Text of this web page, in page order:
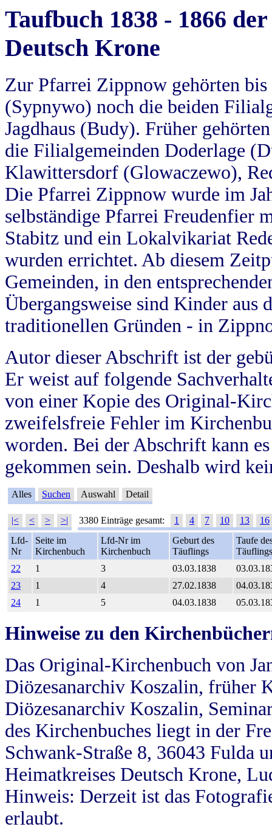
Taufbuch 1838 - 1866
Deutsch Krone
Zur Pfarrei Zippnow gehörten
(Sypnywo) noch die beiden
Jagdhaus (Budy). Früher
die Filialgemeinden Doderlage
Klawittersdorf (Glowaczewo),
Die Pfarrei Zippnow wurde im
selbständige Pfarrei Freudenfier
Stabitz und ein Lokalvikariat
wurden errichtet. Ab diesem
Gemeinden, in den
Übergangsweise sind Kinder aus
traditionellen Gründen - in
Autor dieser Abschrift ist der
Er weist auf folgende
von einer Kopie des Original-
zweifelsfreie Fehler im
worden. Bei der Abschrift kann
gekommen sein. Deshalb wird
Alles Suchen Auswahl Detail
|< < > >| 3380 Einträge gesamt: 1 4 7 10 13
16
Lfd-
Nr
Seite im
Kirchenbuch
Lfd-Nr im
Kirchenbuch
Geburt des
Täuflings
Taufe
Täuflings
22
1 3 03.03.1838
23
1 4 27.02.1838
24
1 5 04.03.1838
Hinweise zu den
Das Original-Kirchenbuch von
Diözesanarchiv Koszalin, früher
Diözesanarchiv Koszalin,
des Kirchenbuches liegt in der
Schwank-Straße 8, 36043 Fulda
Heimatkreises Deutsch Krone,
Hinweis: Derzeit ist das
erlaubt.